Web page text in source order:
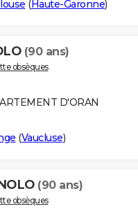
(Haute-Garonne)
(90 ans)
obsèques
D'ORAN
(Vaucluse)
(90 ans)
obsèques